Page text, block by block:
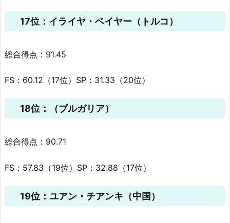
17位：イライヤ・ベイヤー（トルコ）
総合得点：91.45
FS：60.12（17位）SP：31.33（20位）
18位：（ブルガリア）
総合得点：90.71
FS：57.83（19位）SP：32.88（17位）
19位：ユアン・チアンキ（中国）